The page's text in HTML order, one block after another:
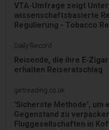
VTA-Umfrage zeigt
wissenschaftsbasierte
Regulierung - Tobacco
Daily Record
Reisende, die ihre
erhalten Reiseratschlag
getreading.co.uk
'Sicherste Methode', um
Gegenstand zu
Fluggesellschaften in